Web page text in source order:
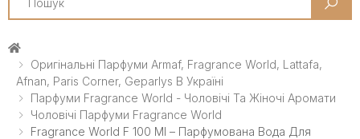
Оригінальні Парфуми Armaf, Fragrance World, Lattafa,
Afnan, Paris Corner, Geparlys В Україні
Парфуми Fragrance World - Чоловічі Та Жіночі Аромати
Чоловічі Парфуми Fragrance World
Fragrance World F 100 Ml – Парфумована Вода Для